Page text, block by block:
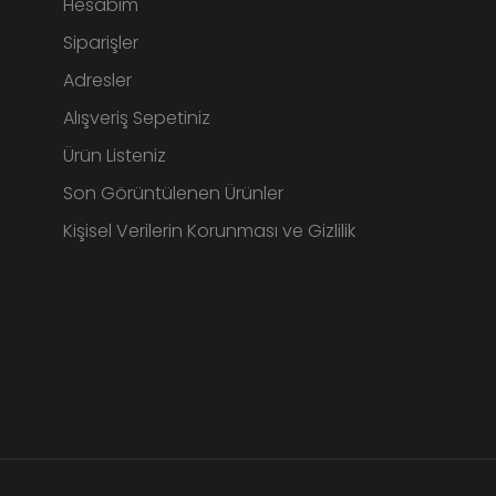
Siparişler
Adresler
Alışveriş Sepetiniz
Ürün Listeniz
Son Görüntülenen Ürünler
Kişisel Verilerin Korunması ve Gizlilik